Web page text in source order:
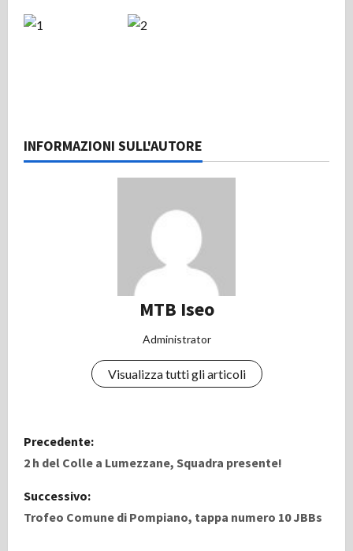
INFORMAZIONI SULL'AUTORE
MTB Iseo
Administrator
Visualizza tutti gli articoli
N
a
v
Precedente:
2 h del Colle a Lumezzane, Squadra presente!
Successivo:
Trofeo Comune di Pompiano, tappa numero 10 JBBs